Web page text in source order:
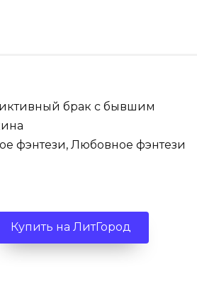
брак с бывшим
фэнтези, Любовное фэнтези
Купить на ЛитГород